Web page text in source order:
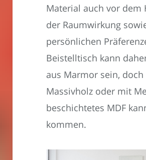
Material auch vor dem
der Raumwirkung
persönlichen
Beistelltisch kann
aus Marmor sein, doch
Massivholz oder mit
beschichtetes MDF
kommen.